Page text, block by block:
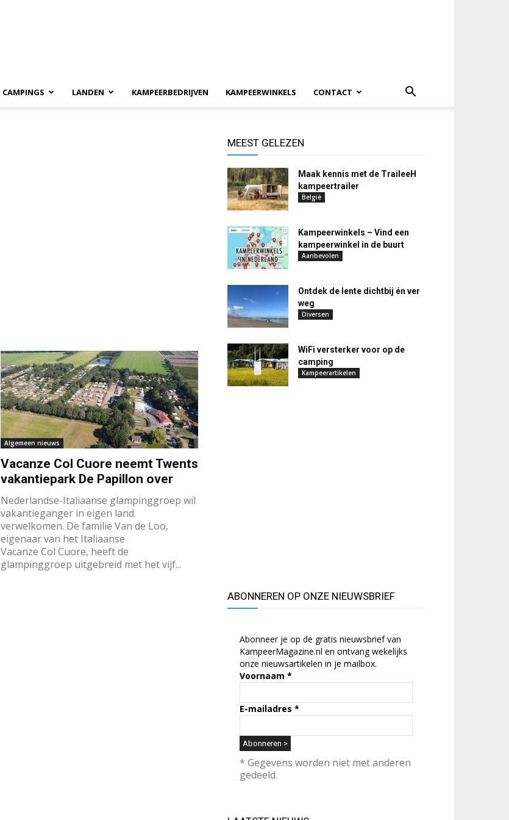
CAMPINGS LANDEN KAMPEERBEDRIJVEN KAMPEERWINKELS CONTACT
Algemeen nieuws
Vacanze Col Cuore neemt Twents
vakantiepark De Papillon over
Nederlandse-Italiaanse glampinggroep wil
vakantieganger in eigen land
verwelkomen. De familie Van de Loo,
eigenaar van het Italiaanse
Vacanze Col Cuore, heeft de
glampinggroep uitgebreid met het vijf...
MEEST GELEZEN
Maak kennis met de TraileeH
kampeertrailer
België
Kampeerwinkels – Vind een
kampeerwinkel in de buurt
Aanbevolen
Ontdek de lente dichtbij én ver
weg
Diversen
WiFi versterker voor op de
camping
Kampeerartikelen
ABONNEREN OP ONZE NIEUWSBRIEF
Abonneer je op de gratis nieuwsbrief van
KampeerMagazine.nl en ontvang wekelijks
onze nieuwsartikelen in je mailbox.
Voornaam *
E-mailadres *
* Gegevens worden niet met anderen
gedeeld.